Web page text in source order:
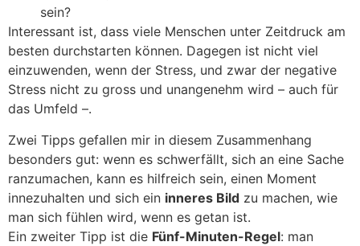
sein?
Interessant ist, dass viele Menschen unter Zeitdruck am
besten durchstarten können. Dagegen ist nicht viel
einzuwenden, wenn der Stress, und zwar der negative
Stress nicht zu gross und unangenehm wird – auch für
das Umfeld –.
Zwei Tipps gefallen mir in diesem Zusammenhang
besonders gut: wenn es schwerfällt, sich an eine Sache
ranzumachen, kann es hilfreich sein, einen Moment
innezuhalten und sich ein inneres Bild zu machen, wie
man sich fühlen wird, wenn es getan ist.
Ein zweiter Tipp ist die Fünf-Minuten-Regel: man